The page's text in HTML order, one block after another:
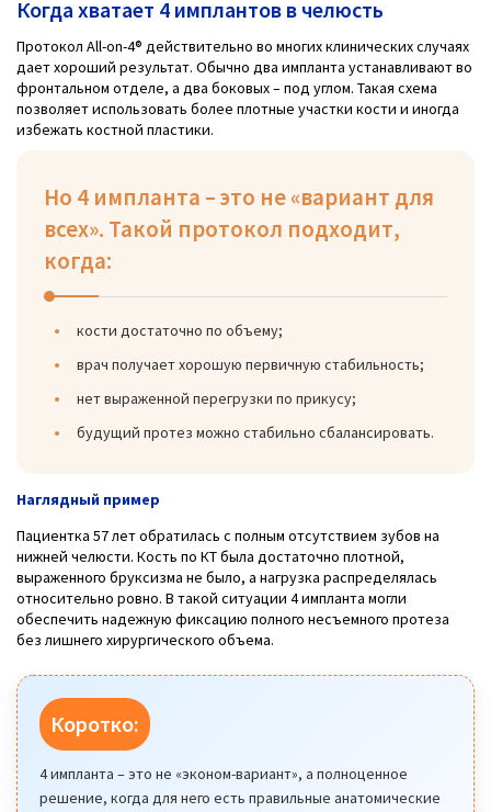
Когда хватает 4 имплантов в челюсть
Протокол All-on-4® действительно во многих клинических случаях
дает хороший результат. Обычно два импланта устанавливают во
фронтальном отделе, а два боковых – под углом. Такая схема
позволяет использовать более плотные участки кости и иногда
избежать костной пластики.
Но 4 импланта – это не «вариант для
всех». Такой протокол подходит,
когда:
кости достаточно по объему;
врач получает хорошую первичную стабильность;
нет выраженной перегрузки по прикусу;
будущий протез можно стабильно сбалансировать.
Наглядный пример
Пациентка 57 лет обратилась с полным отсутствием зубов на
нижней челюсти. Кость по КТ была достаточно плотной,
выраженного бруксизма не было, а нагрузка распределялась
относительно ровно. В такой ситуации 4 импланта могли
обеспечить надежную фиксацию полного несъемного протеза
без лишнего хирургического объема.
Коротко:
4 импланта – это не «эконом-вариант», а полноценное
решение, когда для него есть правильные анатомические